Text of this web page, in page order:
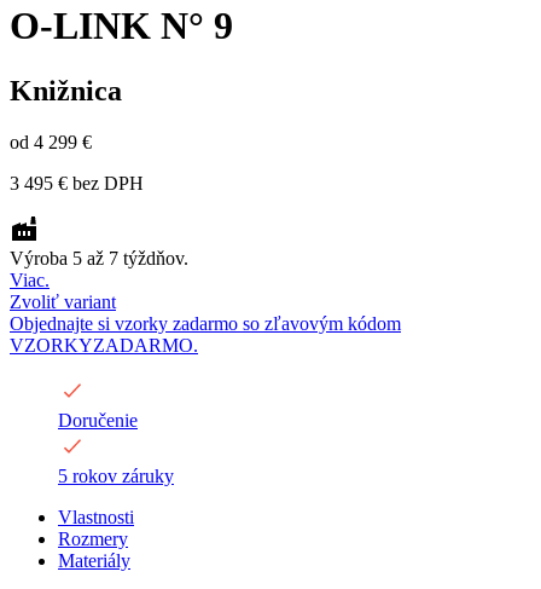
O-LINK N° 9
Knižnica
od 4 299 €
3 495 € bez DPH
Výroba 5 až 7 týždňov.
Viac.
Zvoliť variant
Objednajte si vzorky zadarmo so zľavovým kódom
VZORKYZADARMO.
Doručenie
5 rokov záruky
Vlastnosti
Rozmery
Materiály